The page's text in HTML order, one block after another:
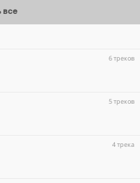
все
6 треков
5 треков
4 трека